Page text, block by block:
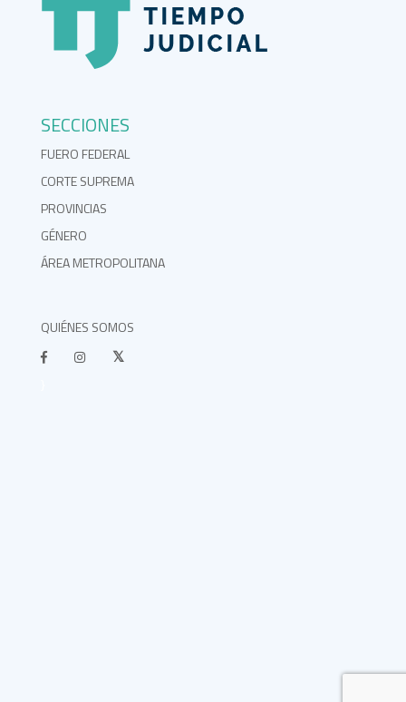
SECCIONES
FUERO FEDERAL
CORTE SUPREMA
PROVINCIAS
GÉNERO
ÁREA METROPOLITANA
QUIÉNES SOMOS